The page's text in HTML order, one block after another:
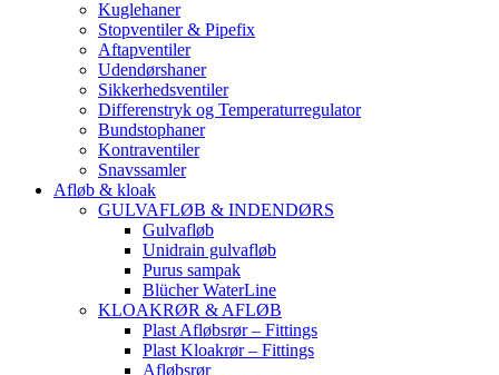
Kuglehaner
Stopventiler & Pipefix
Aftapventiler
Udendørshaner
Sikkerhedsventiler
Differenstryk og Temperaturregulator
Bundstophaner
Kontraventiler
Snavssamler
Afløb & kloak
GULVAFLØB & INDENDØRS
Gulvafløb
Unidrain gulvafløb
Purus sampak
Blücher WaterLine
KLOAKRØR & AFLØB
Plast Afløbsrør – Fittings
Plast Kloakrør – Fittings
Afløbsrør